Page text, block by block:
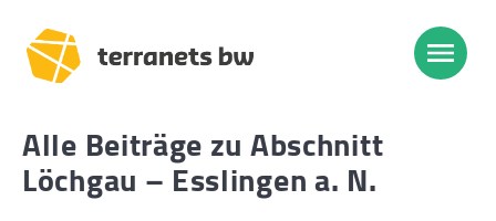
Alle Beiträge zu Abschnitt
Löchgau – Esslingen a. N.